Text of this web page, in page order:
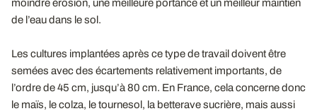
moindre érosion, une meilleure portance et un meilleur maintien
de l’eau dans le sol.
Les cultures implantées après ce type de travail doivent être
semées avec des écartements relativement importants, de
l’ordre de 45 cm, jusqu’à 80 cm. En France, cela concerne donc
le maïs, le colza, le tournesol, la betterave sucrière, mais aussi